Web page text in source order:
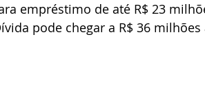
empréstimo de até R$ 23
pode chegar a R$ 36 milhões